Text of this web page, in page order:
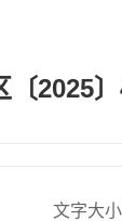
2025
文字大